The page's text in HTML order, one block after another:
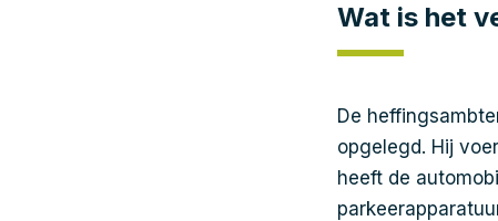
Wat is het
De
opgelegd. Hij
heeft de